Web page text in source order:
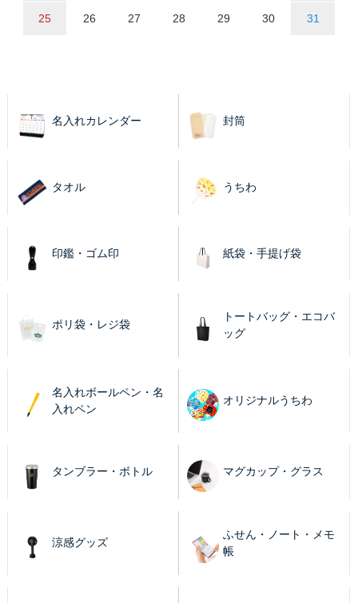
25 26 27 28 29 30 31
名入れカレンダー 封筒
タオル うちわ
印鑑・ゴム印 紙袋・手提げ袋
ポリ袋・レジ袋
トートバッグ・エコバ
ッグ
名入れボールペン・名
入れペン
オリジナルうちわ
タンブラー・ボトル マグカップ・グラス
涼感グッズ
ふせん・ノート・メモ
帳